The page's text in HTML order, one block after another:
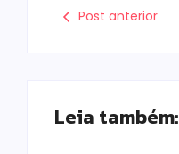
Post anterior
Leia também: